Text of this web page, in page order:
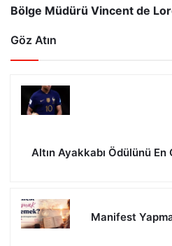
Bölge Müdürü Vincent de
Göz Atın
Altın Ayakkabı Ödülünü
Manifest